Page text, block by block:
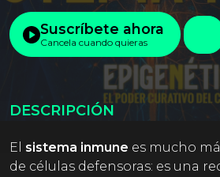
Suscríbete ahora
Cancela cuando quieras
DESCRIPCIÓN
El sistema inmune es mucho
de células defensoras: es una